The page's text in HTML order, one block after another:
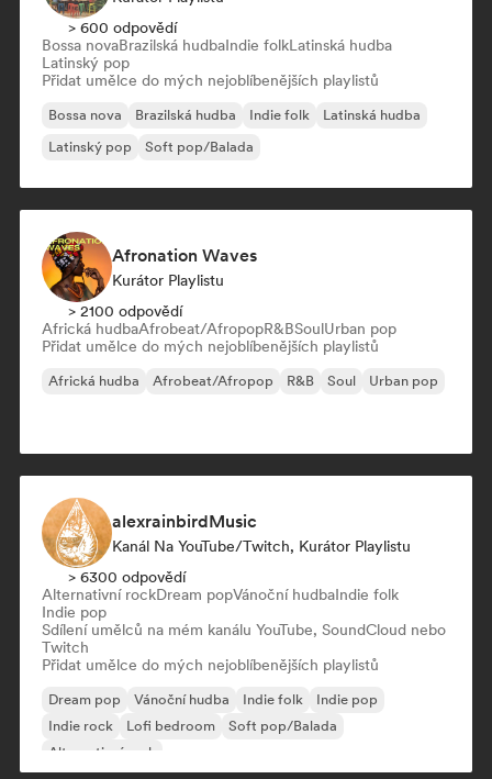
> 600 odpovědí
Bossa novaBrazilská hudbaIndie folkLatinská hudba
Latinský pop
Přidat umělce do mých nejoblíbenějších playlistů
Bossa nova Brazilská hudba Indie folk
Latinská hudba
Latinský pop
Soft pop/Balada
Afronation Waves
Kurátor Playlistu
> 2100 odpovědí
Africká hudbaAfrobeat/AfropopR&BSoulUrban pop
Přidat umělce do mých nejoblíbenějších playlistů
Africká hudba Afrobeat/Afropop R&B Soul Urban pop
alexrainbirdMusic
Kanál Na YouTube/Twitch, Kurátor Playlistu
> 6300 odpovědí
Alternativní rockDream popVánoční hudbaIndie folk
Indie pop
Sdílení umělců na mém kanálu YouTube, SoundCloud nebo
Twitch
Přidat umělce do mých nejoblíbenějších playlistů
Dream pop Vánoční hudba Indie folk
Indie pop
Indie rock
Lofi bedroom
Soft pop/Balada
Alternativní rock